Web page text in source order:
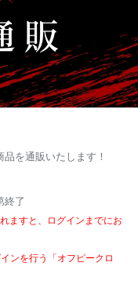
品を通販いたします！
終了
ますと、ログインまでにお
ンを行う「オフピークロ